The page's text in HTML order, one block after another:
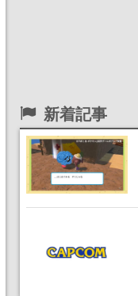
新着記事